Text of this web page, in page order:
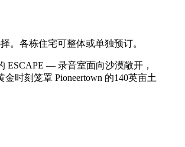
。各栋住宅可整体或单独预订。